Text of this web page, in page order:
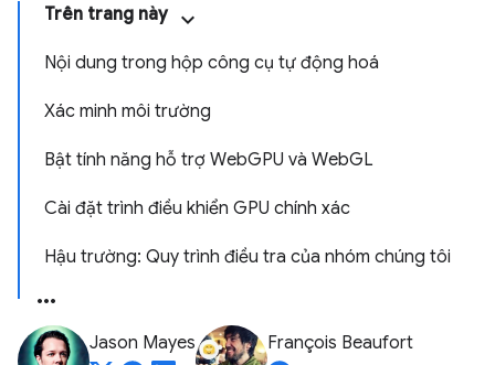
Trên trang này
Nội dung trong hộp công cụ tự động hoá
Xác minh môi trường
Bật tính năng hỗ trợ WebGPU và WebGL
Cài đặt trình điều khiển GPU chính xác
Hậu trường: Quy trình điều tra của nhóm chúng tôi
Jason Mayes François Beaufort